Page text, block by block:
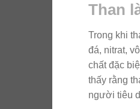
Than
Trong khi
đá, nitrat,
chất đặc
thấy rằng
người tiêu